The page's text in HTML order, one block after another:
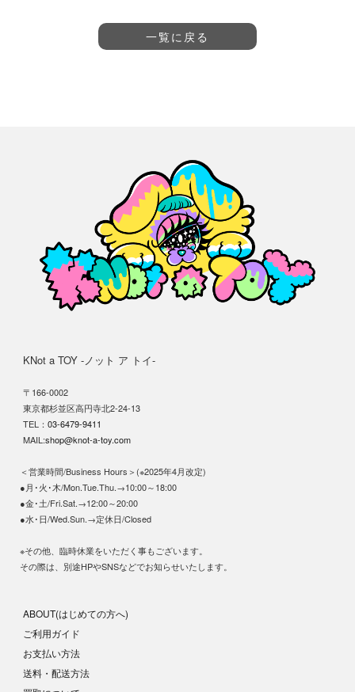
一覧に戻る
KNot a TOY -ノット ア トイ-
〒166-0002
東京都杉並区高円寺北2-24-13
TEL： 03-6479-9411
MAIL:shop@knot-a-toy.com
＜営業時間/Business Hours＞(※2025年4月改定)
●月･火･木/Mon.Tue.Thu.→10:00～18:00
●金･土/Fri.Sat.→12:00～20:00
●水･日/Wed.Sun.→定休日/Closed
※その他、臨時休業をいただく事もございます。
その際は、別途HPやSNSなどでお知らせいたします。
ABOUT(はじめての方へ)
ご利用ガイド
お支払い方法
送料・配送方法